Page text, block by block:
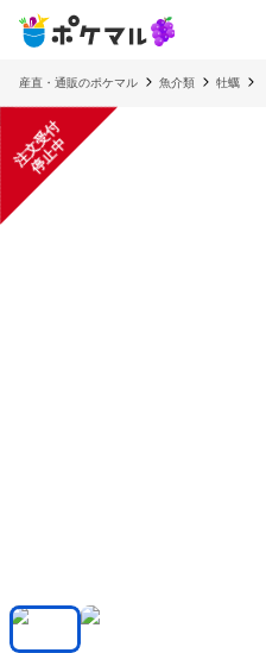
産直・通販のポケマル 魚介類 牡蠣
注
文
受
付
停
止
中